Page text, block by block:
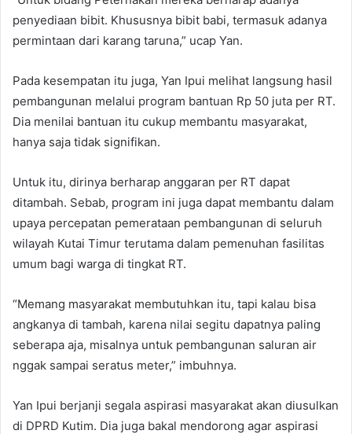
penyediaan bibit. Khususnya bibit babi, termasuk adanya
permintaan dari karang taruna,” ucap Yan.
Pada kesempatan itu juga, Yan Ipui melihat langsung hasil
pembangunan melalui program bantuan Rp 50 juta per RT.
Dia menilai bantuan itu cukup membantu masyarakat,
hanya saja tidak signifikan.
Untuk itu, dirinya berharap anggaran per RT dapat
ditambah. Sebab, program ini juga dapat membantu dalam
upaya percepatan pemerataan pembangunan di seluruh
wilayah Kutai Timur terutama dalam pemenuhan fasilitas
umum bagi warga di tingkat RT.
“Memang masyarakat membutuhkan itu, tapi kalau bisa
angkanya di tambah, karena nilai segitu dapatnya paling
seberapa aja, misalnya untuk pembangunan saluran air
nggak sampai seratus meter,” imbuhnya.
Yan Ipui berjanji segala aspirasi masyarakat akan diusulkan
di DPRD Kutim. Dia juga bakal mendorong agar aspirasi